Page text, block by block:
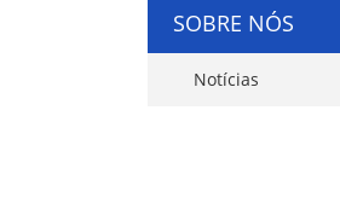
SOBRE NÓS
Notícias